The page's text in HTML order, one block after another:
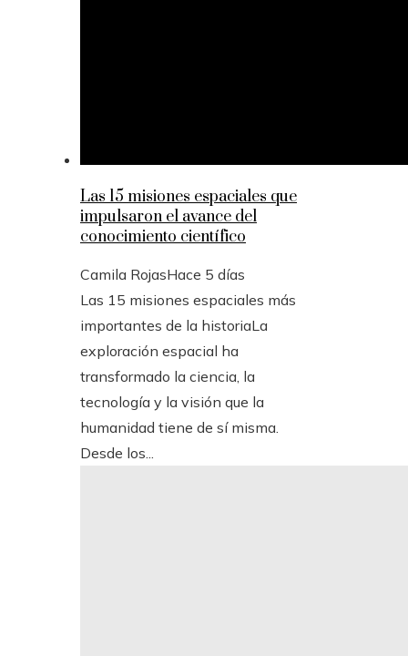
Las 15 misiones espaciales que
impulsaron el avance del
conocimiento científico
Camila RojasHace 5 días
Las 15 misiones espaciales más
importantes de la historiaLa
exploración espacial ha
transformado la ciencia, la
tecnología y la visión que la
humanidad tiene de sí misma.
Desde los...